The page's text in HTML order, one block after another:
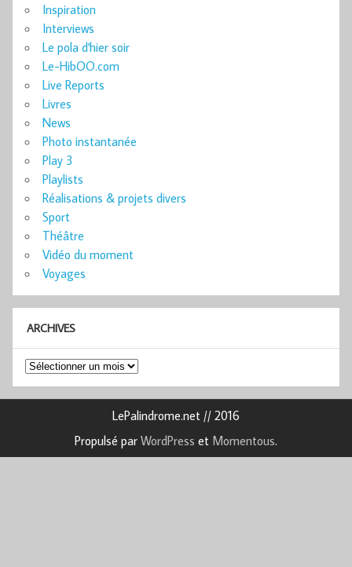
Inspiration
Interviews
Le pola d'hier soir
Le-HibOO.com
Live Reports
Livres
News
Photo instantanée
Play 3
Playlists
Réalisations & projets divers
Sport
Théâtre
Vidéo du moment
Voyages
ARCHIVES
Archives
LePalindrome.net // 2016
Propulsé par WordPress et Momentous.